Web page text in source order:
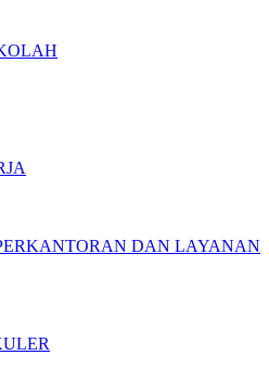
DAN LAYANAN